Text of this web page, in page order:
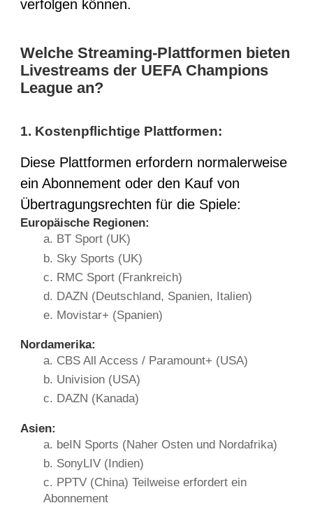
verfolgen können.
Welche Streaming-Plattformen bieten
Livestreams der UEFA Champions
League an?
1. Kostenpflichtige Plattformen:
Diese Plattformen erfordern normalerweise
ein Abonnement oder den Kauf von
Übertragungsrechten für die Spiele:
Europäische Regionen:
a. BT Sport (UK)
b. Sky Sports (UK)
c. RMC Sport (Frankreich)
d. DAZN (Deutschland, Spanien, Italien)
e. Movistar+ (Spanien)
Nordamerika:
a. CBS All Access / Paramount+ (USA)
b. Univision (USA)
c. DAZN (Kanada)
Asien:
a. beIN Sports (Naher Osten und Nordafrika)
b. SonyLIV (Indien)
c. PPTV (China) Teilweise erfordert ein
Abonnement